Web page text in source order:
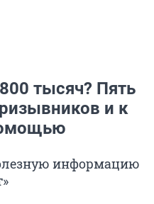
тысяч? Пять
и к
информацию